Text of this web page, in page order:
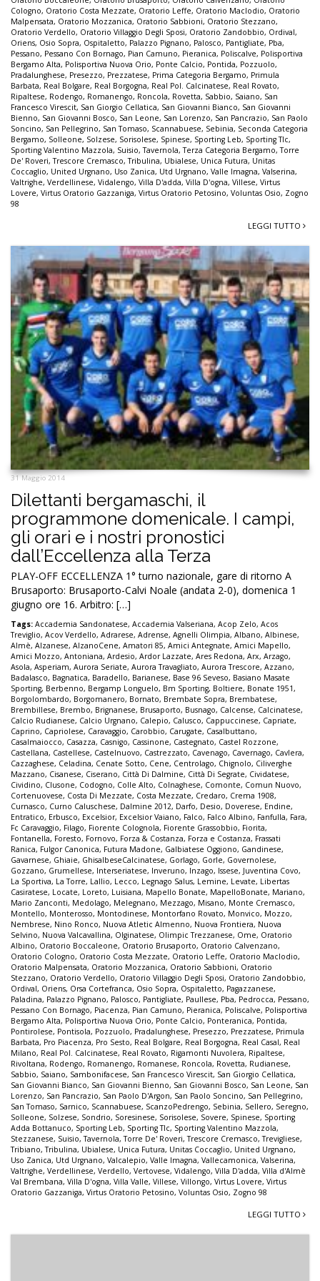
Cologno, Oratorio Costa Mezzate, Oratorio Leffe, Oratorio Maclodio, Oratorio
Malpensata, Oratorio Mozzanica, Oratorio Sabbioni, Oratorio Stezzano,
Oratorio Verdello, Oratorio Villaggio Degli Sposi, Oratorio Zandobbio, Ordival,
Oriens, Osio Sopra, Ospitaletto, Palazzo Pignano, Palosco, Pantigliate, Pba,
Pessano, Pessano Con Bornago, Pian Camuno, Pieranica, Poliscalve, Polisportiva
Bergamo Alta, Polisportiva Nuova Orio, Ponte Calcio, Pontida, Pozzuolo,
Pradalunghese, Presezzo, Prezzatese, Prima Categoria Bergamo, Primula
Barbata, Real Bolgare, Real Borgogna, Real Pol. Calcinatese, Real Rovato,
Ripaltese, Rodengo, Romanengo, Roncola, Rovetta, Sabbio, Saiano, San
Francesco Virescit, San Giorgio Cellatica, San Giovanni Bianco, San Giovanni
Bienno, San Giovanni Bosco, San Leone, San Lorenzo, San Pancrazio, San Paolo
Soncino, San Pellegrino, San Tomaso, Scannabuese, Sebinia, Seconda Categoria
Bergamo, Solleone, Solzese, Sorisolese, Spinese, Sporting Leb, Sporting Tlc,
Sporting Valentino Mazzola, Suisio,Tavernola,Terza Categoria Bergamo,Torre
De' Roveri,Trescore Cremasco,Tribulina, Ubialese, Unica Futura, Unitas
Coccaglio, United Urgnano, Uso Zanica, Utd Urgnano, Valle Imagna, Valserina,
Valtrighe, Verdellinese, Vidalengo, Villa D'adda, Villa D'ogna, Villese, Virtus
Lovere, Virtus Oratorio Gazzaniga, Virtus Oratorio Petosino, Voluntas Osio, Zogno
98
LEGGI TUTTO
31 Maggio 2014
Dilettanti bergamaschi, il
programmone domenicale. I campi,
gli orari e i nostri pronostici
dall’Eccellenza alla Terza
PLAY-OFF ECCELLENZA 1° turno nazionale, gare di ritorno A
Brusaporto: Brusaporto-Calvi Noale (andata 2-0), domenica 1
giugno ore 16. Arbitro: […]
Tags: Accademia Sandonatese, Accademia Valseriana, Acop Zelo, Acos
Treviglio, Acov Verdello, Adrarese, Adrense, Agnelli Olimpia, Albano, Albinese,
Almè, Alzanese, AlzanoCene, Amatori 85, Amici Antegnate, Amici Mapello,
Amici Mozzo, Antoniana, Ardesio, Ardor Lazzate, Ares Redona, Arx, Arzago,
Asola, Asperiam, Aurora Seriate, Aurora Travagliato, Aurora Trescore, Azzano,
Badalasco, Bagnatica, Baradello, Barianese, Base 96 Seveso, Basiano Masate
Sporting, Berbenno, Bergamp Longuelo, Bm Sporting, Boltiere, Bonate 1951,
Borgolombardo, Borgomanero, Bornato, Brembate Sopra, Brembatese,
Brembillese, Brembo, Brignanese, Brusaporto, Busnago, Calcense, Calcinatese,
Calcio Rudianese, Calcio Urgnano, Calepio, Calusco, Cappuccinese, Capriate,
Caprino, Capriolese, Caravaggio, Carobbio, Carugate, Casalbuttano,
Casalmaiocco, Casazza, Casnigo, Cassinone, Castegnato, Castel Rozzone,
Castellana, Castellese, Castelnuovo, Castrezzato, Cavenago, Cavernago, Cavlera,
Cazzaghese, Celadina, Cenate Sotto, Cene, Centrolago, Chignolo, Ciliverghe
Mazzano, Cisanese, Ciserano, Città Di Dalmine, Città Di Segrate, Cividatese,
Cividino, Clusone, Codogno, Colle Alto, Colnaghese, Comonte, Comun Nuovo,
Cortenuovese, Costa Di Mezzate, Costa Mezzate, Credaro, Crema 1908,
Curnasco, Curno Caluschese, Dalmine 2012, Darfo, Desio, Doverese, Endine,
Entratico, Erbusco, Excelsior, Excelsior Vaiano, Falco, Falco Albino, Fanfulla, Fara,
Fc Caravaggio, Filago, Fiorente Colognola, Fiorente Grassobbio, Fiorita,
Fontanella, Foresto, Fornovo, Forza & Costanza, Forza e Costanza, Frassati
Ranica, Fulgor Canonica, Futura Madone, Galbiatese Oggiono, Gandinese,
Gavarnese, Ghiaie, GhisalbeseCalcinatese, Gorlago, Gorle, Governolese,
Gozzano, Grumellese, Interseriatese, Inveruno, Inzago, Issese, Juventina Covo,
La Sportiva, La Torre, Lallio, Lecco, Legnago Salus, Lemine, Levate, Libertas
Casiratese, Locate, Loreto, Luisiana, Mapello Bonate, MapelloBonate, Mariano,
Mario Zanconti, Medolago, Melegnano, Mezzago, Misano, Monte Cremasco,
Montello, Monterosso, Montodinese, Montorfano Rovato, Monvico, Mozzo,
Nembrese, Nino Ronco, Nuova Atletic Almenno, Nuova Frontiera, Nuova
Selvino, Nuova Valcavallina, Olginatese, Olimpic Trezzanese, Ome, Oratorio
Albino, Oratorio Boccaleone, Oratorio Brusaporto, Oratorio Calvenzano,
Oratorio Cologno, Oratorio Costa Mezzate, Oratorio Leffe, Oratorio Maclodio,
Oratorio Malpensata, Oratorio Mozzanica, Oratorio Sabbioni, Oratorio
Stezzano, Oratorio Verdello, Oratorio Villaggio Degli Sposi, Oratorio Zandobbio,
Ordival, Oriens, Orsa Cortefranca, Osio Sopra, Ospitaletto, Pagazzanese,
Paladina, Palazzo Pignano, Palosco, Pantigliate, Paullese, Pba, Pedrocca, Pessano,
Pessano Con Bornago, Piacenza, Pian Camuno, Pieranica, Poliscalve, Polisportiva
Bergamo Alta, Polisportiva Nuova Orio, Ponte Calcio, Ponteranica, Pontida,
Pontirolese, Pontisola, Pozzuolo, Pradalunghese, Presezzo, Prezzatese, Primula
Barbata, Pro Piacenza, Pro Sesto, Real Bolgare, Real Borgogna, Real Casal, Real
Milano, Real Pol. Calcinatese, Real Rovato, Rigamonti Nuvolera, Ripaltese,
Rivoltana, Rodengo, Romanengo, Romanese, Roncola, Rovetta, Rudianese,
Sabbio, Saiano, Sambonifacese, San Francesco Virescit, San Giorgio Cellatica,
San Giovanni Bianco, San Giovanni Bienno, San Giovanni Bosco, San Leone, San
Lorenzo, San Pancrazio, San Paolo D'Argon, San Paolo Soncino, San Pellegrino,
San Tomaso, Sarnico, Scannabuese, ScanzoPedrengo, Sebinia, Sellero, Seregno,
Solleone, Solzese, Sondrio, Soresinese, Sorisolese, Sovere, Spinese, Sporting
Adda Bottanuco, Sporting Leb, Sporting Tlc, Sporting Valentino Mazzola,
Stezzanese, Suisio,Tavernola,Torre De' Roveri,Trescore Cremasco,Trevigliese,
Tribiano,Tribulina, Ubialese, Unica Futura, Unitas Coccaglio, United Urgnano,
Uso Zanica, Utd Urgnano, Valcalepio, Valle Imagna, Vallecamonica, Valserina,
Valtrighe, Verdellinese, Verdello, Vertovese, Vidalengo, Villa D'adda, Villa d'Almè
Val Brembana, Villa D'ogna, Villa Valle, Villese, Villongo, Virtus Lovere, Virtus
Oratorio Gazzaniga, Virtus Oratorio Petosino, Voluntas Osio, Zogno 98
LEGGI TUTTO